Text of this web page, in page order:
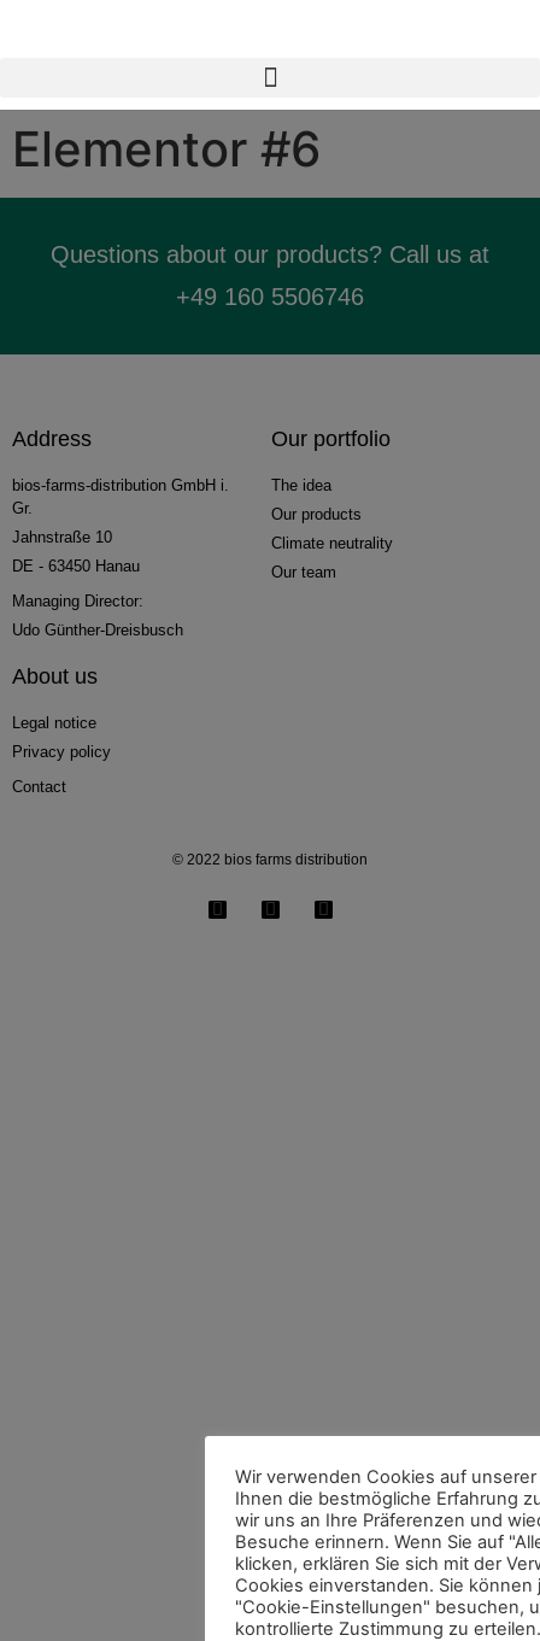
Elementor #6
Questions about our products? Call us at
+49 160 5506746
Address
bios-farms-distribution GmbH i.
Gr.
Jahnstraße 10
DE - 63450 Hanau
Managing Director:
Udo Günther-Dreisbusch
Our portfolio
The idea
Our products
Climate neutrality
Our team
About us
Legal notice
Privacy policy
Contact
© 2022 bios farms distribution
Wir verwenden Cookies auf
Ihnen die bestmögliche Erfahrung
wir uns an Ihre Präferenzen und
Besuche erinnern. Wenn Sie auf
klicken, erklären Sie sich mit der
Cookies einverstanden. Sie können
"Cookie-Einstellungen" besuchen,
kontrollierte Zustimmung zu erteilen.